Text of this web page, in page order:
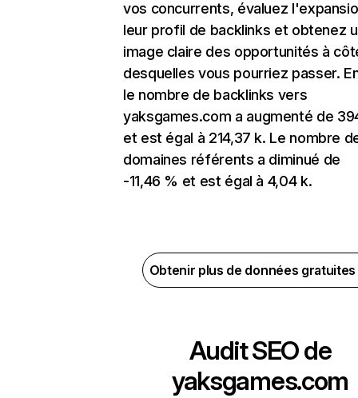
vos concurrents, évaluez
leur profil de backlinks et obtenez
image claire des opportunités à
desquelles vous pourriez passer.
le nombre de backlinks vers
yaksgames.com a augmenté de
et est égal à 214,37 k. Le nombre
domaines référents a diminué de
-11,46 % et est égal à 4,04 k.
Obtenir plus de données
Audit SEO de
yaksgames.com